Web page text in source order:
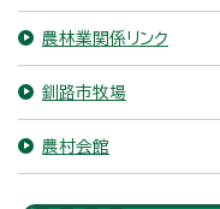
農林業関係リンク
釧路市牧場
農村会館